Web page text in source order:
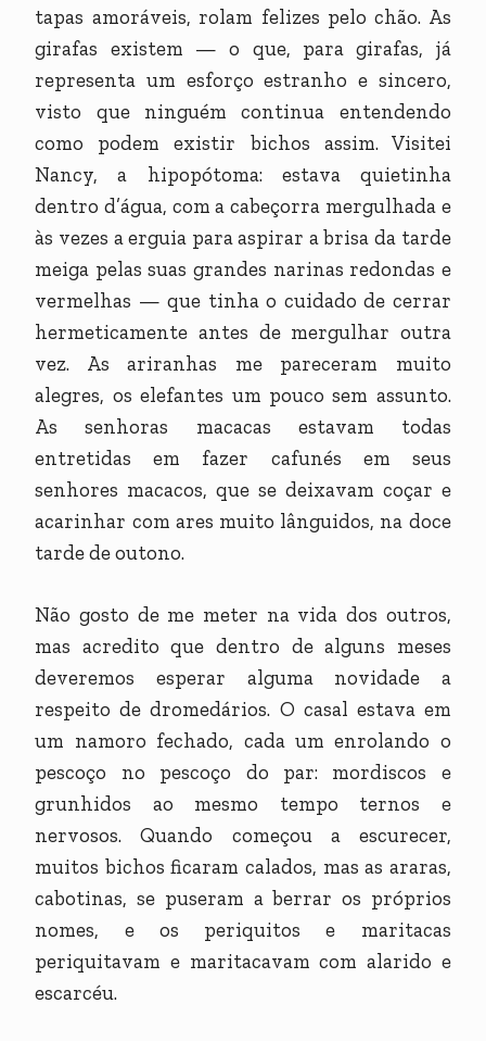
tapas amoráveis, rolam felizes pelo chão. As
girafas existem — o que, para girafas, já
representa um esforço estranho e sincero,
visto que ninguém continua entendendo
como podem existir bichos assim. Visitei
Nancy, a hipopótoma: estava quietinha
dentro d’água, com a cabeçorra mergulhada e
às vezes a erguia para aspirar a brisa da tarde
meiga pelas suas grandes narinas redondas e
vermelhas — que tinha o cuidado de cerrar
hermeticamente antes de mergulhar outra
vez. As ariranhas me pareceram muito
alegres, os elefantes um pouco sem assunto.
As senhoras macacas estavam todas
entretidas em fazer cafunés em seus
senhores macacos, que se deixavam coçar e
acarinhar com ares muito lânguidos, na doce
tarde de outono.
Não gosto de me meter na vida dos outros,
mas acredito que dentro de alguns meses
deveremos esperar alguma novidade a
respeito de dromedários. O casal estava em
um namoro fechado, cada um enrolando o
pescoço no pescoço do par: mordiscos e
grunhidos ao mesmo tempo ternos e
nervosos. Quando começou a escurecer,
muitos bichos ficaram calados, mas as araras,
cabotinas, se puseram a berrar os próprios
nomes, e os periquitos e maritacas
periquitavam e maritacavam com alarido e
escarcéu.